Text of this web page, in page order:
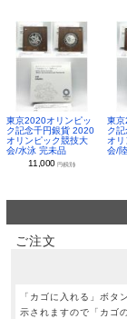
東京2020オリンピッ
ク記念千円銀貨 2020
オリンピック競技大
会/水泳 完未品
11,000円(税別)
東京
ク
オリ
会/
ご注文
「カゴに入れる」ボタ
示されますので「カゴ